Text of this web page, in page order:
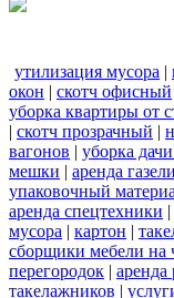
утилизация мусора |
окон | скотч офисный
уборка квартиры от
| скотч прозрачный |
вагонов | уборка
мешки | аренда газели
упаковочный
аренда спецтехники |
мусора | картон |
сборщики мебели на
перегородок | аренда
такелажников |